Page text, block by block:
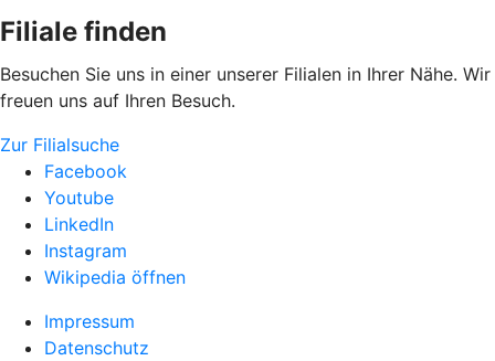
Filiale finden
Besuchen Sie uns in einer unserer Filialen in Ihrer Nähe. Wir
freuen uns auf Ihren Besuch.
Zur Filialsuche
Facebook
Youtube
LinkedIn
Instagram
Wikipedia öffnen
Impressum
Datenschutz